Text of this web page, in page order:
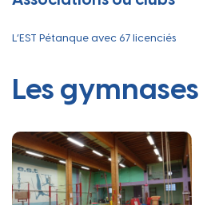
L’EST Pétanque avec 67 licenciés
Les gymnases